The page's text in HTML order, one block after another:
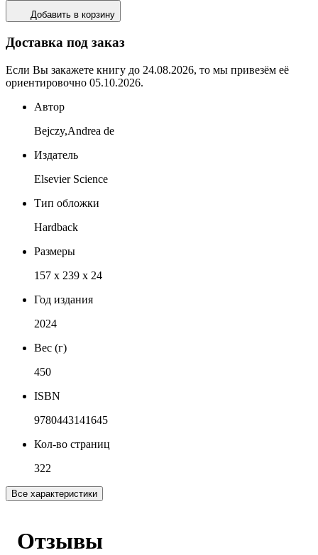
Добавить в корзину
Доставка под заказ
Если Вы закажете книгу до 24.08.2026, то мы привезём её
ориентировочно 05.10.2026.
Автор
Bejczy,Andrea de
Издатель
Elsevier Science
Тип обложки
Hardback
Размеры
157 x 239 x 24
Год издания
2024
Вес (г)
450
ISBN
9780443141645
Кол-во страниц
322
Все характеристики
Отзывы